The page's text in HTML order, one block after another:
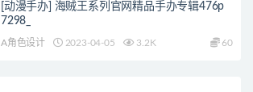
[动漫手办] 海贼王系列官网精品手办专辑476p
7298_
A角色设计 2023-04-05 3.2K 60